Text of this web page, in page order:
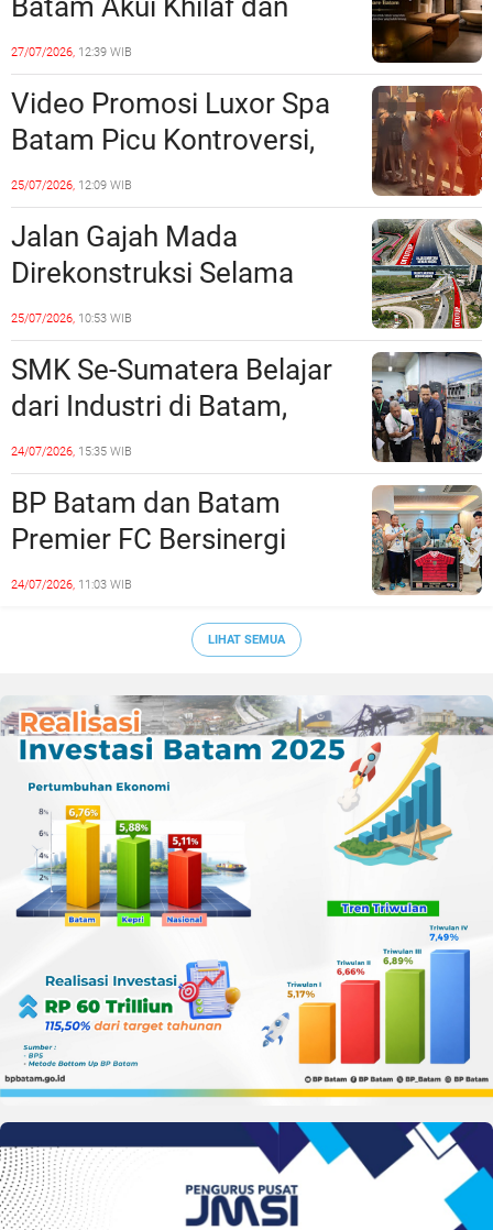
Batam Akui Khilaf dan
Minta Maaf, Konten
Langsung Di-Takedown
27/07/2026, 12:39 WIB
Video Promosi Luxor Spa
Batam Picu Kontroversi,
Dinilai Bermuatan Sensual
25/07/2026, 12:09 WIB
Jalan Gajah Mada
Direkonstruksi Selama
Empat Minggu, Ini Skema
Rekayasa Lalu Lintasnya
25/07/2026, 10:53 WIB
SMK Se-Sumatera Belajar
dari Industri di Batam,
Siapkan Lulusan Siap Kerja
Era Digital
24/07/2026, 15:35 WIB
BP Batam dan Batam
Premier FC Bersinergi
Cetak Generasi Emas
24/07/2026, 11:03 WIB
LIHAT SEMUA